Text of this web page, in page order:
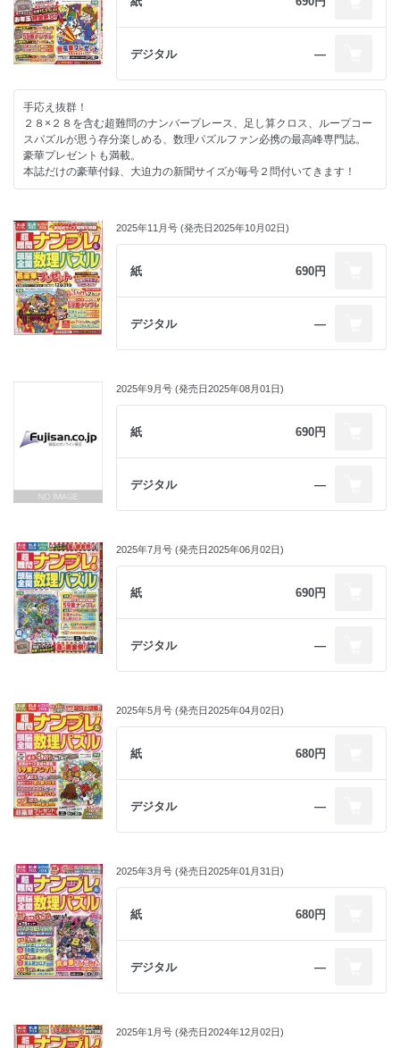
デジタル ―
手応え抜群！
２８×２８を含む超難問のナンバープレース、足し算クロス、ループコー
スパズルが思う存分楽しめる、数理パズルファン必携の最高峰専門誌。
豪華プレゼントも満載。
本誌だけの豪華付録、大迫力の新聞サイズが毎号２問付いてきます！
2025年11月号 (発売日2025年10月02日)
紙 690円
デジタル ―
2025年9月号 (発売日2025年08月01日)
紙 690円
デジタル ―
2025年7月号 (発売日2025年06月02日)
紙 690円
デジタル ―
2025年5月号 (発売日2025年04月02日)
紙 680円
デジタル ―
2025年3月号 (発売日2025年01月31日)
紙 680円
デジタル ―
2025年1月号 (発売日2024年12月02日)